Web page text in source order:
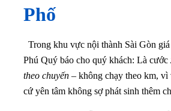
Phố
Trong khu vực nội thành Sài Gòn
Phú Quý báo cho quý khách: Là cước
theo chuyến – không chạy theo km,
cứ yên tâm không sợ phát sinh thêm